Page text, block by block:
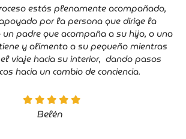
estás plenamente acompañado,
por la persona que dirige la
un padre que acompaña a su hijo, o una
y alimenta a su pequeño mientras
viaje hacia su interior, dando pasos
hacia un cambio de conciencia.
Belén